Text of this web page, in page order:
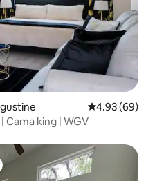
Calificación
4.93 (69)
Cama king | WGV
huéspedes